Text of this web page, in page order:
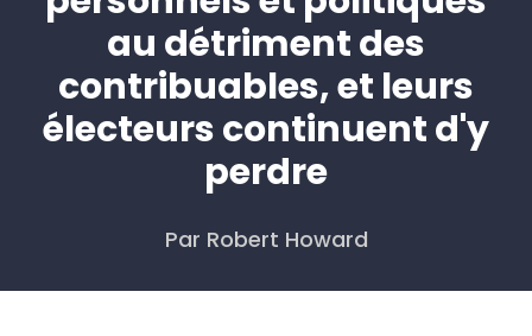
au détriment des
contribuables, et leurs
électeurs continuent d'y
perdre
Par Robert Howard